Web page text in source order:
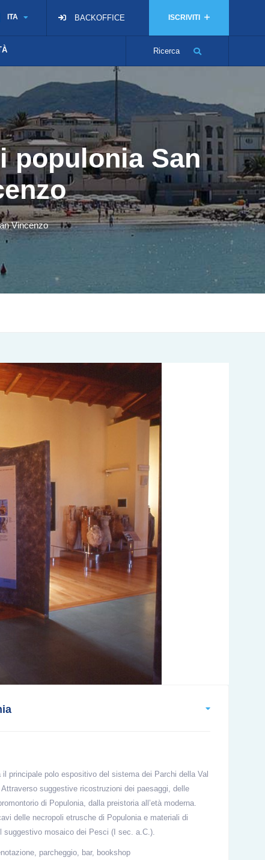
ISCRIVITI
BACKOFFICE
ITA
Ricerca
populonia San
Vincenzo
principale polo espositivo del sistema dei Parchi della Val
suggestive ricostruzioni dei paesaggi, delle
di Populonia, dalla preistoria all’età moderna.
delle necropoli etrusche di Populonia e materiali di
suggestivo mosaico dei Pesci (I sec. a.C.).
parcheggio, bar, bookshop